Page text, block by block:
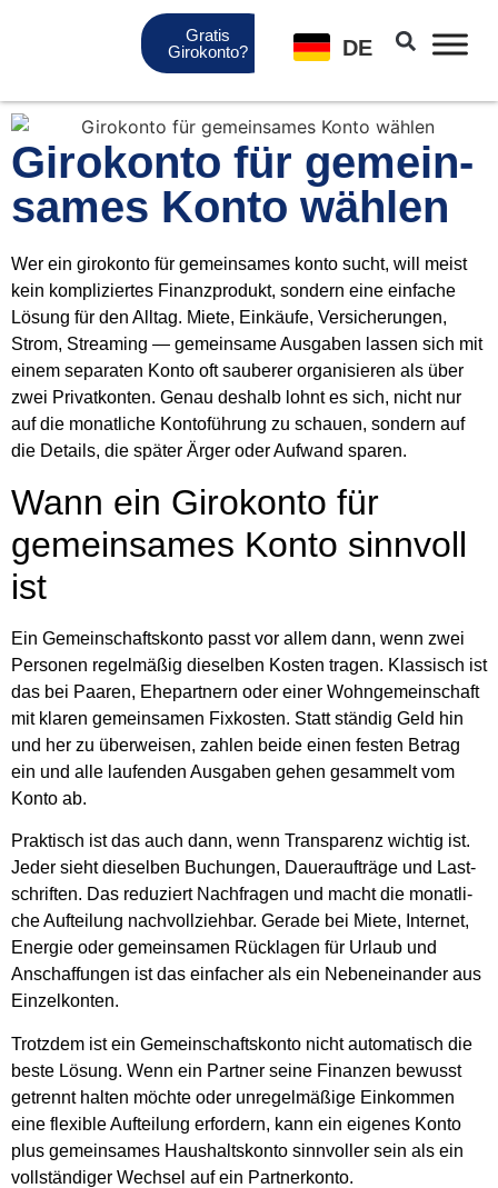
Gratis
Girokonto?
DE
Giro­kon­to für gemein­
sa­mes Kon­to wäh­len
Wer ein giro­kon­to für gemein­sa­mes kon­to sucht, will meist
kein kom­pli­zier­tes Finanz­pro­dukt, son­dern eine ein­fa­che
Lösung für den All­tag. Mie­te, Ein­käu­fe, Ver­si­che­run­gen,
Strom, Strea­ming — gemein­sa­me Aus­ga­ben las­sen sich mit
einem sepa­ra­ten Kon­to oft sau­be­rer orga­ni­sie­ren als über
zwei Pri­vat­kon­ten. Genau des­halb lohnt es sich, nicht nur
auf die monat­li­che Kon­to­füh­rung zu schau­en, son­dern auf
die Details, die spä­ter Ärger oder Auf­wand spa­ren.
Wann ein Giro­kon­to für
gemein­sa­mes Kon­to sinn­voll
ist
Ein Gemein­schafts­kon­to passt vor allem dann, wenn zwei
Per­so­nen regel­mä­ßig die­sel­ben Kos­ten tra­gen. Klas­sisch ist
das bei Paa­ren, Ehe­part­nern oder einer Wohn­ge­mein­schaft
mit kla­ren gemein­sa­men Fix­kos­ten. Statt stän­dig Geld hin
und her zu über­wei­sen, zah­len bei­de einen fes­ten Betrag
ein und alle lau­fen­den Aus­ga­ben gehen gesam­melt vom
Kon­to ab.
Prak­tisch ist das auch dann, wenn Trans­pa­renz wich­tig ist.
Jeder sieht die­sel­ben Buchun­gen, Dau­er­auf­trä­ge und Last­
schrif­ten. Das redu­ziert Nach­fra­gen und macht die monat­li­
che Auf­tei­lung nach­voll­zieh­bar. Gera­de bei Mie­te, Inter­net,
Ener­gie oder gemein­sa­men Rück­la­gen für Urlaub und
Anschaf­fun­gen ist das ein­fa­cher als ein Neben­ein­an­der aus
Ein­zel­kon­ten.
Trotz­dem ist ein Gemein­schafts­kon­to nicht auto­ma­tisch die
bes­te Lösung. Wenn ein Part­ner sei­ne Finan­zen bewusst
getrennt hal­ten möch­te oder unre­gel­mä­ßi­ge Ein­kom­men
eine fle­xi­ble Auf­tei­lung erfor­dern, kann ein eige­nes Kon­to
plus gemein­sa­mes Haus­halts­kon­to sinn­vol­ler sein als ein
voll­stän­di­ger Wech­sel auf ein Part­ner­kon­to.